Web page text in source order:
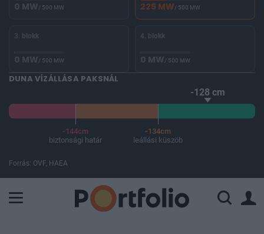
0 MW/ 500 MW 225 MW/ 500 MW
3. blokk
0 MW/ 500 MW
4. blokk
0 MW/ 500 MW
DUNA VÍZÁLLÁSA PAKSNÁL
-128 cm
-144cm
biztonsági határ
-134cm
leállási küszöb
Forrás: OVF, HAEA